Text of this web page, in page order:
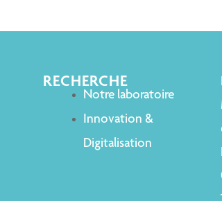
RECHERCHE
Notre laboratoire
Innovation &
Digitalisation